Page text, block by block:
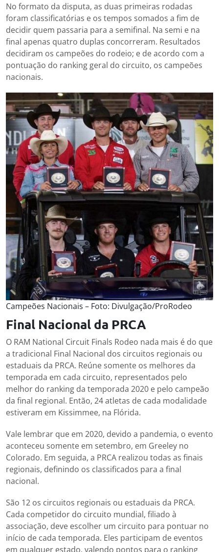
No formato da disputa, as duas primeiras rodadas
foram classificatórias e os tempos somados a fim de
decidir quem passaria para a semifinal. Na semi e na
final apenas quatro duplas concorreram. Resultados
decidiram os campeões do rodeio; e de acordo com a
pontuação do ranking geral do circuito, os campeões
nacionais.
Campeões Nacionais – Foto: Divulgação/ProRodeo
Final Nacional da PRCA
O RAM National Circuit Finals Rodeo nada mais é do que
a tradicional Final Nacional dos circuitos regionais ou
estaduais da PRCA. Reúne somente os melhores da
temporada em cada circuito, representados pelo
melhor do ranking da temporada 2020 e pelo campeão
da final regional. Então, 24 atletas de cada modalidade
estiveram em Kissimmee, na Flórida.
Vale lembrar que em 2020, devido a pandemia, o evento
aconteceu somente em setembro, em Greeley no
Colorado. Em seguida, a PRCA realizou todas as finais
regionais, definindo os classificados para a final
nacional.
São 12 os circuitos regionais ou estaduais da PRCA.
Cada competidor do circuito mundial, filiado à
associação, deve escolher um circuito para pontuar no
início de cada temporada. Eles participam de eventos
em qualquer estado, valendo pontos para o ranking